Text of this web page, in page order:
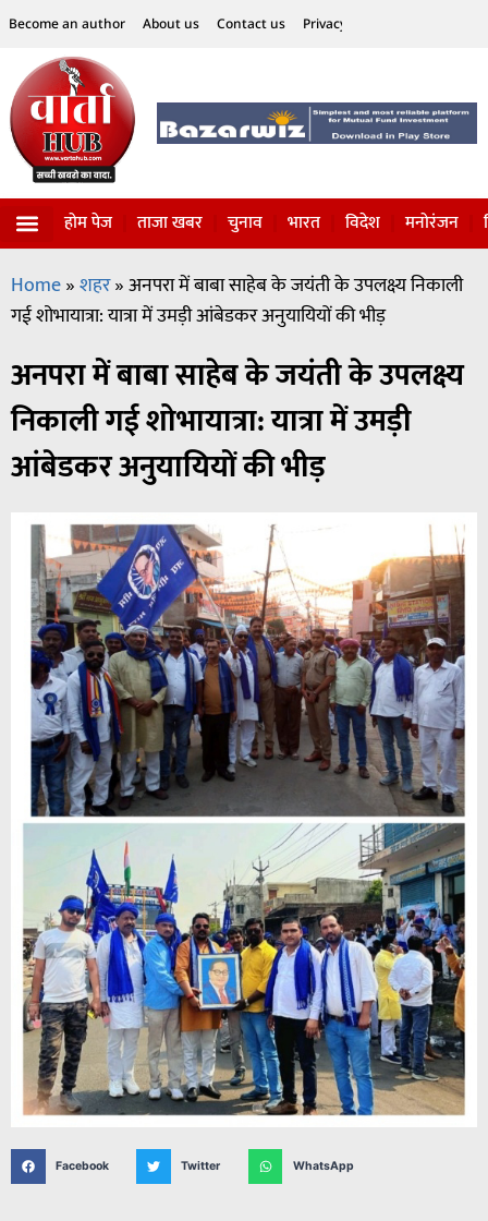
Become an author About us Contact us Privacy Policy
होम पेज ताजा खबर चुनाव भारत विदेश मनोरंजन
Home»शहर»अनपरा में बाबा साहेब के जयंती के उपलक्ष्य निकाली
गई शोभायात्रा: यात्रा में उमड़ी आंबेडकर अनुयायियों की भीड़
अनपरा में बाबा साहेब के जयंती के उपलक्ष्य
निकाली गई शोभायात्रा: यात्रा में उमड़ी
आंबेडकर अनुयायियों की भीड़
Facebook Twitter WhatsApp